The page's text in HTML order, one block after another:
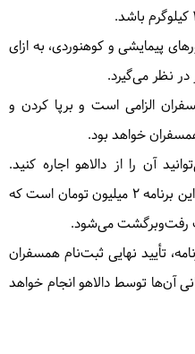
پیمایشی و کوهنوردی، به ازای
الزامی است و برپا کردن و
خواهد بود.
آن را از دالاهو اجاره کنید.
هزینه اجاره چادر دو نفره برای این برنامه ۲ میلیون تومان است که
رفت‌وبرگشت می‌شود.
تأیید نهایی ثبت‌نام همسفران
آن‌ها توسط دالاهو انجام خواهد